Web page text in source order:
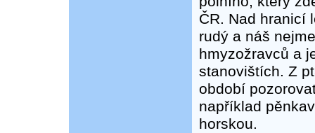
ČR. Nad hranicí
rudý a náš
hmyzožravců a
stanovištích. Z
období
například
horskou.